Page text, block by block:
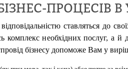
ПРОЦЕСІВ В
ставляться до
комплекс необхідних послуг, а
бізнесу допоможе Вам у